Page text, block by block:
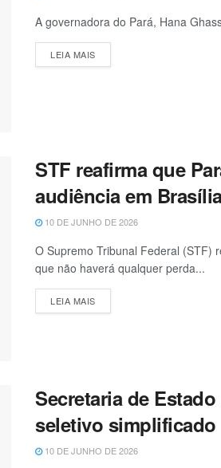
A governadora do Pará, Hana
LEIA MAIS
STF reafirma que
audiência em
10 DE JUNHO DE 2026
O Supremo Tribunal Federal (STF)
que não haverá qualquer perda...
LEIA MAIS
Secretaria de
seletivo simplificado
10 DE JUNHO DE 2026